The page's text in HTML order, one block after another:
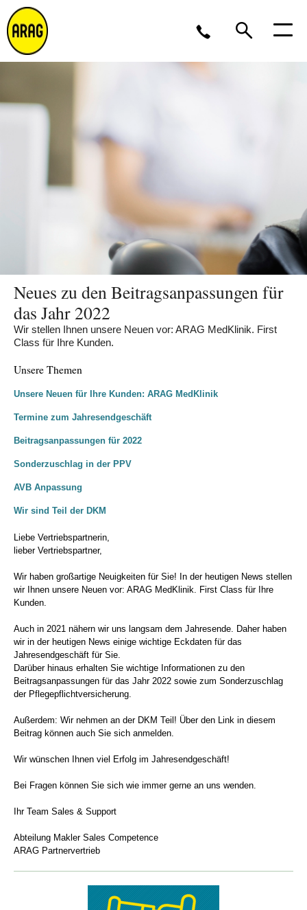
0211 963-4545
Neues zu den Beitragsanpassungen für
das Jahr 2022
Wir stellen Ihnen unsere Neuen vor: ARAG MedKlinik. First
Class für Ihre Kunden.
Unsere Themen
Unsere Neuen für Ihre Kunden: ARAG MedKlinik
Termine zum Jahresendgeschäft
Beitragsanpassungen für 2022
Sonderzuschlag in der PPV
AVB Anpassung
Wir sind Teil der DKM
Liebe Vertriebspartnerin,
lieber Vertriebspartner,
Wir haben großartige Neuigkeiten für Sie! In der heutigen News stellen
wir Ihnen unsere Neuen vor: ARAG MedKlinik. First Class für Ihre
Kunden.
Auch in 2021 nähern wir uns langsam dem Jahresende. Daher haben
wir in der heutigen News einige wichtige Eckdaten für das
Jahresendgeschäft für Sie.
Darüber hinaus erhalten Sie wichtige Informationen zu den
Beitragsanpassungen für das Jahr 2022 sowie zum Sonderzuschlag
der Pflegepflichtversicherung.
Außerdem: Wir nehmen an der DKM Teil! Über den Link in diesem
Beitrag können auch Sie sich anmelden.
Wir wünschen Ihnen viel Erfolg im Jahresendgeschäft!
Bei Fragen können Sie sich wie immer gerne an uns wenden.
Ihr Team Sales & Support
Abteilung Makler Sales Competence
ARAG Partnervertrieb